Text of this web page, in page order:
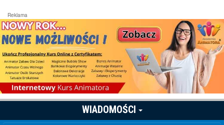
Reklama
WIADOMOŚCI